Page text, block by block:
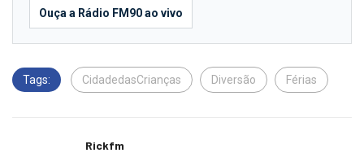
Ouça a Rádio FM90 ao vivo
Tags: CidadedasCrianças Diversão Férias
Rickfm